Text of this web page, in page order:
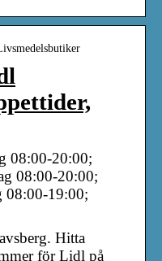
08:00-20:00;
08:00-20:00;
08:00-19:00;
Hitta
för Lidl på